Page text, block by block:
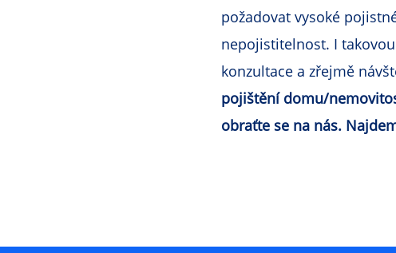
požadovat vysoké
nepojistitelnost. I
konzultace a zřejmě
pojištění domu/
obraťte se na nás.